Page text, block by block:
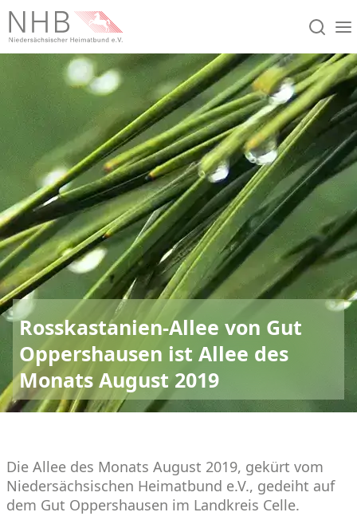
Rosskastanien-Allee von Gut
Oppershausen ist Allee des
Monats August 2019
Die Allee des Monats August 2019, gekürt vom
Niedersächsischen Heimatbund e.V., gedeiht auf
dem Gut Oppershausen im Landkreis Celle.